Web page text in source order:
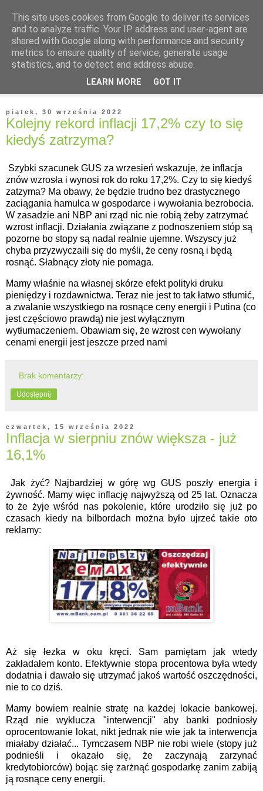
piątek, 30 września 2022
Kolejny rekord inflacji 17,2% czy to się
kiedyś zatrzyma?
Szybki szacunek GUS za wrzesień wskazuje, że inflacja
znów wzrosła i wynosi rok do roku 17,2%. Czy to się kiedyś
zatzyma? Ma obawy, że będzie trudno bez drastycznego
zaciągania hamulca w gospodarce i wywołania bezrobocia.
W zasadzie ani NBP ani rząd nic nie robią żeby zatrzymać
wzrost inflacji. Działania związane z podnoszeniem stóp są
pozorne bo stopy są nadal realnie ujemne. Wszyscy już
chyba przyzwyczaili się do myśli, że ceny rosną i będą
rosnąć. Słabnący złoty nie pomaga.
Mamy właśnie na własnej skórze efekt polityki druku
pieniędzy i rozdawnictwa. Teraz nie jest to tak łatwo stłumić,
a zwalanie wszystkiego na rosnące ceny energii i Putina (co
jest częściowo prawdą) nie jest wyłącznym
wytłumaczeniem. Obawiam się, że wzrost cen wywołany
cenami energii jest jeszcze przed nami
Brak komentarzy:
Udostępnij
czwartek, 15 września 2022
Inflacja w sierpniu znów większa - już
16,1%
Jak żyć? Najbardziej w górę wg GUS poszły energia i
żywność. Mamy więc inflację najwyższą od 25 lat. Oznacza
to że żyje wśród nas pokolenie, które urodziło się już po
czasach kiedy na bilbordach można było ujrzeć takie oto
reklamy:
Aż się łezka w oku kręci. Sam pamiętam jak wtedy
zakładałem konto. Efektywnie stopa procentowa była wtedy
dodatnia i dawało się utrzymać jakoś wartość oszczędności,
nie to co dziś.
Mamy bowiem realnie stratę na każdej lokacie bankowej.
Rząd nie wyklucza "interwencji" aby banki podniosły
oprocentowanie lokat, nikt jednak nie wie jak ta interwencja
miałaby działać... Tymczasem NBP nie robi wiele (stopy już
podnieśli i okazało się, że zaczynają zarzynać
kredytobiorców) bojąc się zarżnąć gospodarkę zanim zabiją
ją rosnące ceny energii.
This site uses cookies from Google to deliver its services
and to analyze traffic. Your IP address and user-agent are
shared with Google along with performance and security
metrics to ensure quality of service, generate usage
statistics, and to detect and address abuse.
LEARN MORE GOT IT